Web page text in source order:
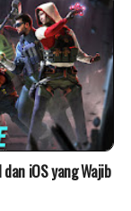
iOS yang Wajib